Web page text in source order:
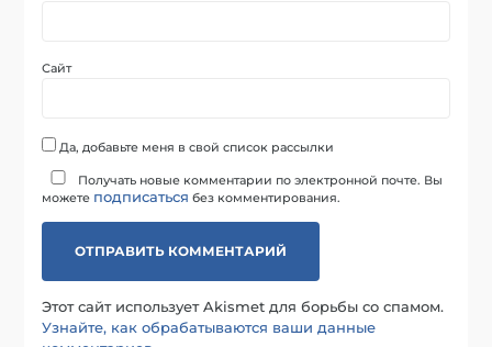
Сайт
Да, добавьте меня в свой список рассылки
Получать новые комментарии по электронной почте. Вы
можете подписаться без комментирования.
Этот сайт использует Akismet для борьбы со спамом.
Узнайте, как обрабатываются ваши данные